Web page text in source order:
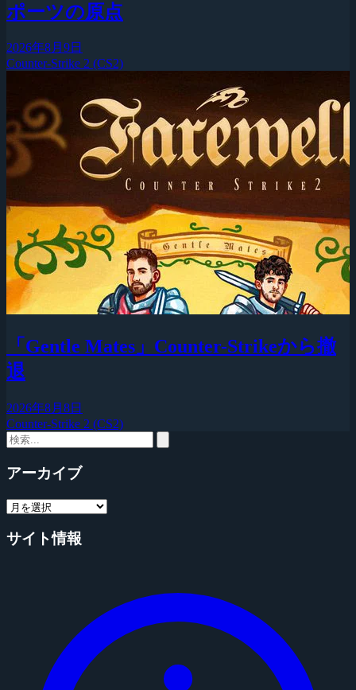
ポーツの原点
2026年8月9日
Counter-Strike 2 (CS2)
「Gentle Mates」Counter-Strikeから撤
退
2026年8月8日
Counter-Strike 2 (CS2)
アーカイブ
サイト情報